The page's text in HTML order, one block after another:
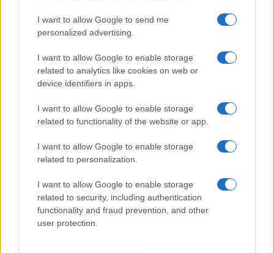
I want to allow Google to send me
personalized advertising.
I want to allow Google to enable storage
related to analytics like cookies on web or
device identifiers in apps.
I want to allow Google to enable storage
related to functionality of the website or app.
I want to allow Google to enable storage
related to personalization.
I want to allow Google to enable storage
related to security, including authentication
functionality and fraud prevention, and other
user protection.
7+1 meglepő dolog, amit nem tudott
Cserháti Tamaráról